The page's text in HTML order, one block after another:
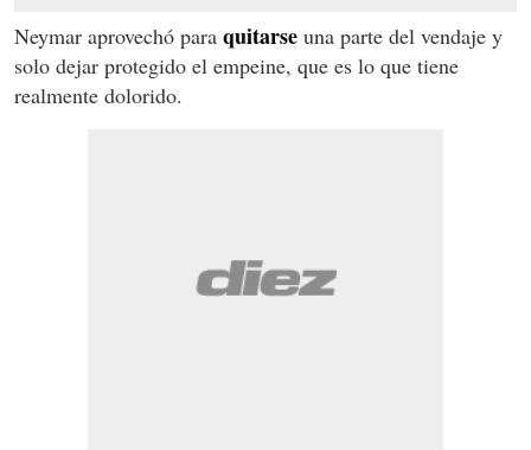
Neymar aprovechó para quitarse una parte del vendaje y
solo dejar protegido el empeine, que es lo que tiene
realmente dolorido.